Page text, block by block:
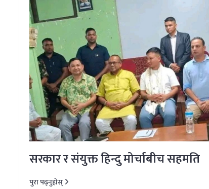
सरकार र संयुक्त हिन्दु मोर्चाबीच सहमति
पुरा पढ्नुहोस्